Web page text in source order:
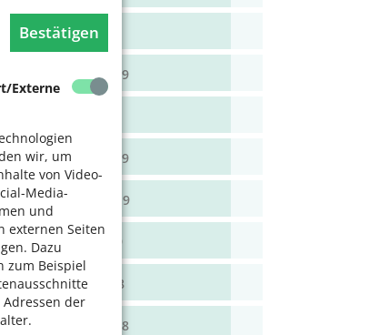
Bestätigen
Externe
wir, um
von Video-
Media-
und
externen Seiten
Dazu
zum Beispiel
der
Okt/Nov 19
Aug/Sept 2019
Juni/Juli 2019
April/Mai 2019
Feb/März 2019
Dez 18/Jan 19
Okt/Nov 2018
Aug/Sept 2018